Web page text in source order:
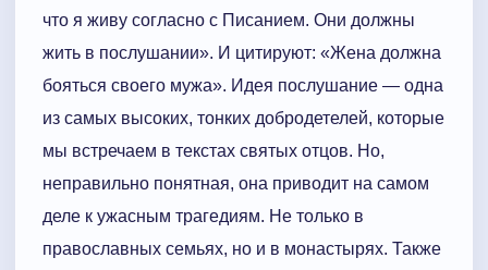
что я живу согласно с Писанием. Они должны
жить в послушании». И цитируют: «Жена должна
бояться своего мужа». Идея послушание — одна
из самых высоких, тонких добродетелей, которые
мы встречаем в текстах святых отцов. Но,
неправильно понятная, она приводит на самом
деле к ужасным трагедиям. Не только в
православных семьях, но и в монастырях. Также